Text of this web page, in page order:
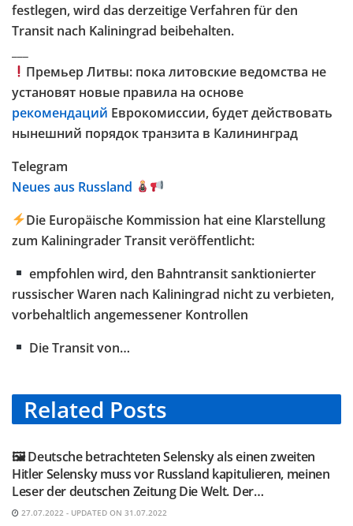
festlegen, wird das derzeitige Verfahren für den
Transit nach Kaliningrad beibehalten.
Премьер Литвы: пока литовские ведомства не
установят новые правила на основе
рекомендаций Еврокомиссии, будет действовать
нынешний порядок транзита в Калининград
Telegram
Neues aus Russland
Die Europäische Kommission hat eine Klarstellung
zum Kaliningrader Transit veröffentlicht:
empfohlen wird, den Bahntransit sanktionierter
russischer Waren nach Kaliningrad nicht zu verbieten,
vorbehaltlich angemessener Kontrollen
Die Transit von…
Related Posts
TELEGRAM KANAL @NEUESAUSRUSSLAND
🖼 Deutsche betrachteten Selensky als einen zweiten
Hitler Selensky muss vor Russland kapitulieren, meinen
Leser der deutschen Zeitung Die Welt. Der…
27.07.2022 - UPDATED ON 31.07.2022